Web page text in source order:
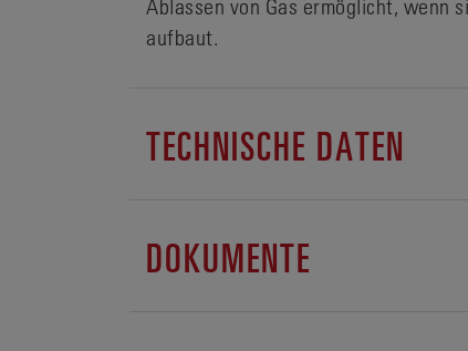
Ablassen von Gas ermöglicht, wenn
aufbaut.
TECHNISCHE DATEN
DOKUMENTE